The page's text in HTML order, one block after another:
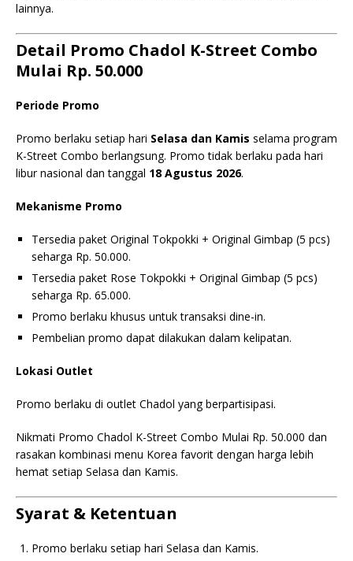
lainnya.
Detail Promo Chadol K-Street Combo
Mulai Rp. 50.000
Periode Promo
Promo berlaku setiap hari Selasa dan Kamis selama program
K-Street Combo berlangsung. Promo tidak berlaku pada hari
libur nasional dan tanggal 18 Agustus 2026.
Mekanisme Promo
Tersedia paket Original Tokpokki + Original Gimbap (5 pcs)
seharga Rp. 50.000.
Tersedia paket Rose Tokpokki + Original Gimbap (5 pcs)
seharga Rp. 65.000.
Promo berlaku khusus untuk transaksi dine-in.
Pembelian promo dapat dilakukan dalam kelipatan.
Lokasi Outlet
Promo berlaku di outlet Chadol yang berpartisipasi.
Nikmati Promo Chadol K-Street Combo Mulai Rp. 50.000 dan
rasakan kombinasi menu Korea favorit dengan harga lebih
hemat setiap Selasa dan Kamis.
Syarat & Ketentuan
Promo berlaku setiap hari Selasa dan Kamis.